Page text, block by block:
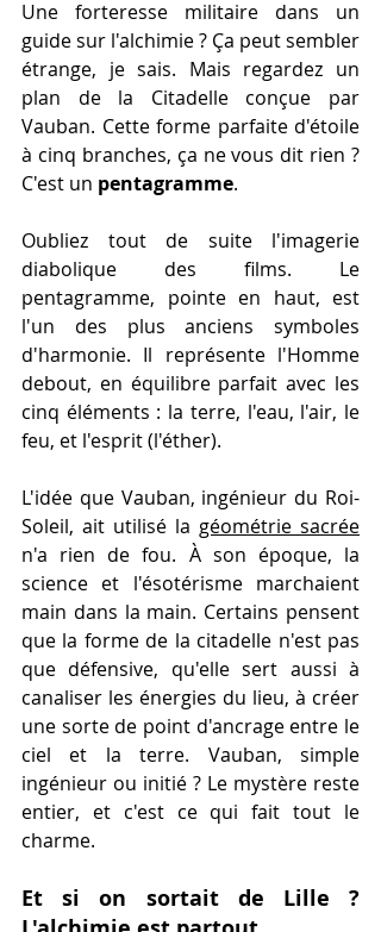
Une forteresse militaire dans un
guide sur l'alchimie ? Ça peut sembler
étrange, je sais. Mais regardez un
plan de la Citadelle conçue par
Vauban. Cette forme parfaite d'étoile
à cinq branches, ça ne vous dit rien ?
C'est un pentagramme.
Oubliez tout de suite l'imagerie
diabolique des films. Le
pentagramme, pointe en haut, est
l'un des plus anciens symboles
d'harmonie. Il représente l'Homme
debout, en équilibre parfait avec les
cinq éléments : la terre, l'eau, l'air, le
feu, et l'esprit (l'éther).
L'idée que Vauban, ingénieur du Roi-
Soleil, ait utilisé la géométrie sacrée
n'a rien de fou. À son époque, la
science et l'ésotérisme marchaient
main dans la main. Certains pensent
que la forme de la citadelle n'est pas
que défensive, qu'elle sert aussi à
canaliser les énergies du lieu, à créer
une sorte de point d'ancrage entre le
ciel et la terre. Vauban, simple
ingénieur ou initié ? Le mystère reste
entier, et c'est ce qui fait tout le
charme.
Et si on sortait de Lille ?